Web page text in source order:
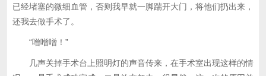
已经堵塞的微细血管，否则我早就一脚踹开大门，将他们扔出来，
还我去做手术了。
“噌噌噌！”
几声关掉手术台上照明灯的声音传来，在手术室出现这样的情